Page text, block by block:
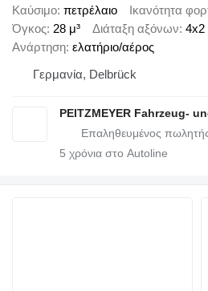
Καύσιμο πετρέλαιο Ικανότητα
Όγκος 28 μ³ Διάταξη αξόνων 4x2
Ανάρτηση ελατήριο/αέρος
Γερμανία, Delbrück
PEITZMEYER Fahrzeug-
5 χρόνια στο Autoline